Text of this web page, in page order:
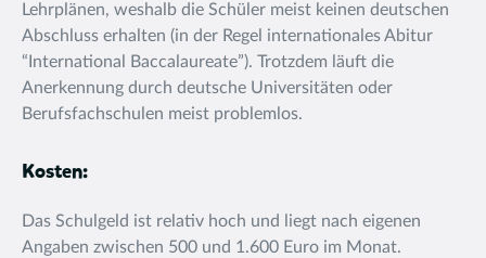
Lehrplänen, weshalb die Schüler meist keinen deutschen
Abschluss erhalten (in der Regel internationales Abitur
“International Baccalaureate”). Trotzdem läuft die
Anerkennung durch deutsche Universitäten oder
Berufsfachschulen meist problemlos.
Kosten:
Das Schulgeld ist relativ hoch und liegt nach eigenen
Angaben zwischen 500 und 1.600 Euro im Monat.